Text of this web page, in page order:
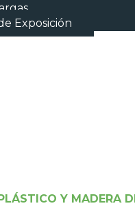
Exposición
Y MADERA